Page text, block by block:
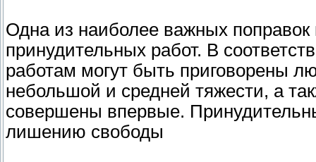
Одна из наиболее важных поправок
принудительных работ. В
работам могут быть приговорены
небольшой и средней тяжести, а
совершены впервые.
лишению свободы